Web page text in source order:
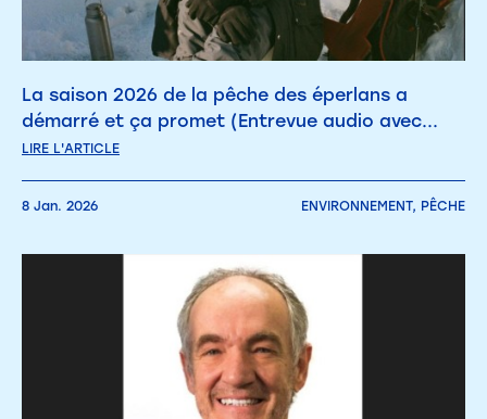
La saison 2026 de la pêche des éperlans a
démarré et ça promet (Entrevue audio avec...
LIRE L'ARTICLE
8 Jan. 2026 ENVIRONNEMENT, PÊCHE